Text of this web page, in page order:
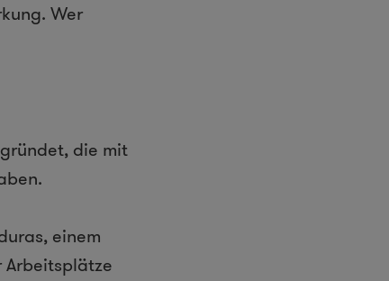
Wer
die mit
einem
Arbeitsplätze